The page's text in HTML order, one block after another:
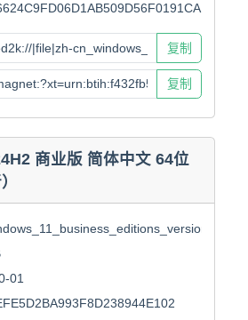
复制
复制
商业版 简体中文 64位
01